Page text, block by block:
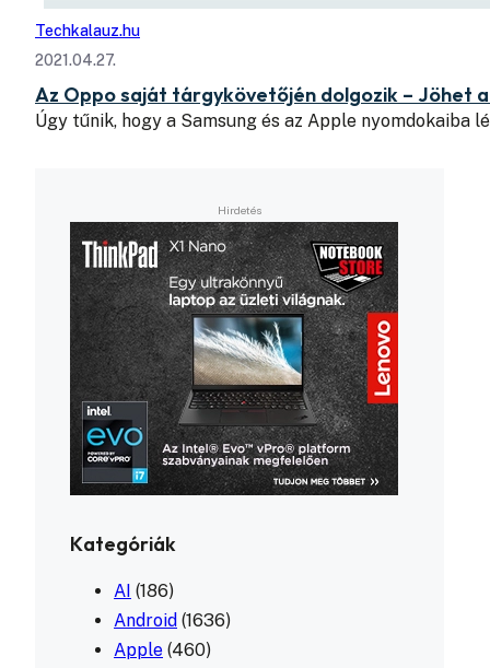
Techkalauz.hu
2021.04.27.
Az Oppo saját tárgykövetőjén dolgozik – Jöhet
Úgy tűnik, hogy a Samsung és az Apple nyomdokaiba
Kategóriák
AI (186)
Android (1636)
Apple (460)